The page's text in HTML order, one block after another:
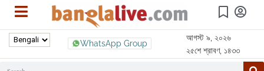
WhatsApp Group
আগস্ট ৯, ২০২৬
২৫শে শ্রাবণ, ১৪৩৩